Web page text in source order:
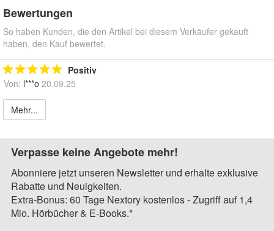
Bewertungen
So haben Kunden, die den Artikel bei diesem Verkäufer gekauft
haben, den Kauf bewertet.
Positiv
Von: l***o 20.09.25
Mehr...
Verpasse keine Angebote mehr!
Abonniere jetzt unseren Newsletter und erhalte exklusive
Rabatte und Neuigkeiten.
Extra-Bonus: 60 Tage Nextory kostenlos - Zugriff auf 1,4
Mio. Hörbücher & E-Books.*